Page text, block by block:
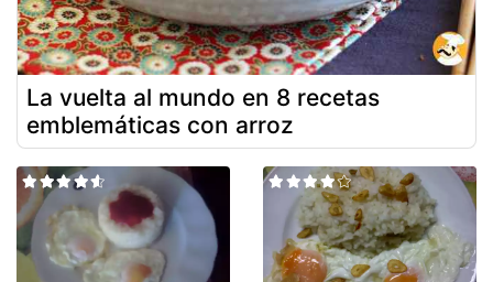
La vuelta al mundo en 8 recetas
emblemáticas con arroz